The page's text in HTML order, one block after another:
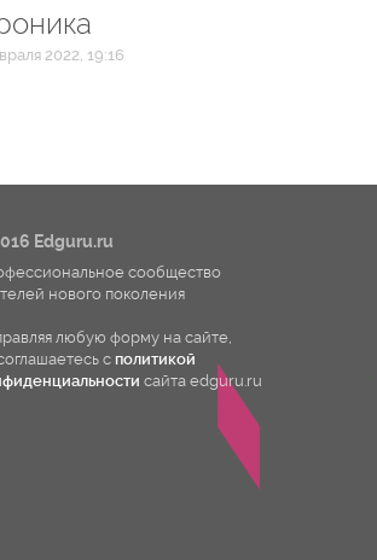
2022, 19:16
Edguru.ru
сообщество
нового поколения
любую форму на сайте,
с политикой
сайта edguru.ru